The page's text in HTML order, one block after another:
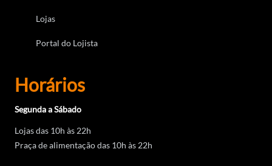
Lojas
Portal do Lojista
Horários
Segunda a Sábado
Lojas das 10h às 22h
Praça de alimentação das 10h às 22h